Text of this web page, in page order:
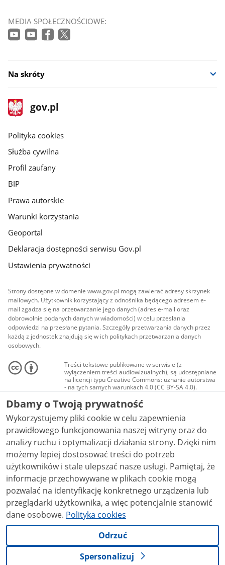
MEDIA SPOŁECZNOŚCIOWE:
Na skróty
stopka
gov.pl
Strona
gov.pl
gov.pl
Polityka cookies
Służba cywilna
Profil zaufany
BIP
Prawa autorskie
Warunki korzystania
Geoportal
Deklaracja dostępności serwisu Gov.pl
Ustawienia prywatności
Strony dostępne w domenie www.gov.pl mogą zawierać adresy skrzynek
mailowych. Użytkownik korzystający z odnośnika będącego adresem e-
mail zgadza się na przetwarzanie jego danych (adres e-mail oraz
dobrowolnie podanych danych w wiadomości) w celu przesłania
odpowiedzi na przesłane pytania. Szczegóły przetwarzania danych przez
każdą z jednostek znajdują się w ich politykach przetwarzania danych
osobowych.
Treści tekstowe publikowane w serwisie (z
wyłączeniem treści audiowizualnych), są udostępniane
na licencji typu Creative Commons: uznanie autorstwa
- na tych samych warunkach 4.0 (CC BY-SA 4.0).
Materiały audiowizualne, w tym zdjęcia, materiały
audio i wideo, są udostępniane na licencji typu
Creative Commons: uznanie autorstwa użycie
niekomercyjne - bez utworów zależnych 4.0 (CC BY-
NC-ND 4.0), o ile nie jest to stwierdzone inaczej.
Dbamy o Twoją prywatność
Wykorzystujemy pliki cookie w celu zapewnienia
prawidłowego funkcjonowania naszej witryny oraz do
analizy ruchu i optymalizacji działania strony. Dzięki nim
możemy lepiej dostosować treści do potrzeb
użytkowników i stale ulepszać nasze usługi. Pamiętaj, że
informacje przechowywane w plikach cookie mogą
pozwalać na identyfikację konkretnego urządzenia lub
przeglądarki użytkownika, a więc potencjalnie stanowić
dane osobowe. Polityka cookies
Odrzuć
Spersonalizuj